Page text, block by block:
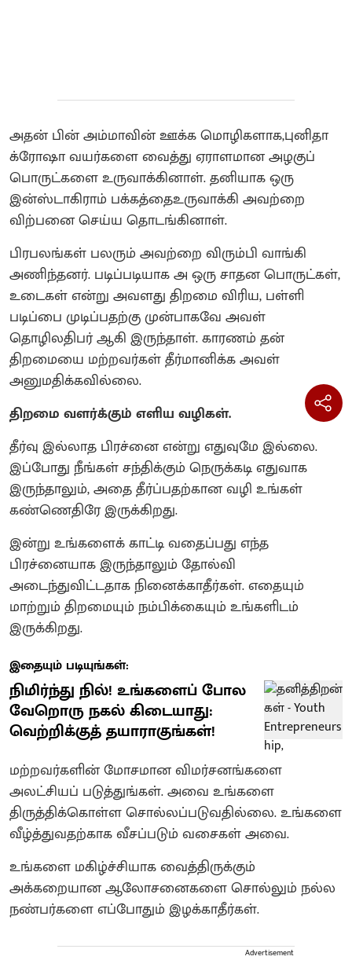
அதன் பின் அம்மாவின் ஊக்க மொழிகளாக,புனிதா
க்ரோஷா வயர்களை வைத்து ஏராளமான அழகுப்
பொருட்களை உருவாக்கினாள். தனியாக ஒரு
இன்ஸ்டாகிராம் பக்கத்தைஉருவாக்கி அவற்றை
விற்பனை செய்ய தொடங்கினாள்.
பிரபலங்கள் பலரும் அவற்றை விரும்பி வாங்கி
அணிந்தனர். படிப்படியாக அ ஒரு சாதன பொருட்கள்,
உடைகள் என்று அவளது திறமை விரிய, பள்ளி
படிப்பை முடிப்பதற்கு முன்பாகவே அவள்
தொழிலதிபர் ஆகி இருந்தாள். காரணம் தன்
திறமையை மற்றவர்கள் தீர்மானிக்க அவள்
அனுமதிக்கவில்லை.
திறமை வளர்க்கும் எளிய வழிகள்.
தீர்வு இல்லாத பிரச்னை என்று எதுவுமே இல்லை.
இப்போது நீங்கள் சந்திக்கும் நெருக்கடி எதுவாக
இருந்தாலும், அதை தீர்ப்பதற்கான வழி உங்கள்
கண்ணெதிரே இருக்கிறது.
இன்று உங்களைக் காட்டி வதைப்பது எந்த
பிரச்னையாக இருந்தாலும் தோல்வி
அடைந்துவிட்டதாக நினைக்காதீர்கள். எதையும்
மாற்றும் திறமையும் நம்பிக்கையும் உங்களிடம்
இருக்கிறது.
இதையும் படியுங்கள்:
நிமிர்ந்து நில்! உங்களைப் போல
வேறொரு நகல் கிடையாது:
வெற்றிக்குத் தயாராகுங்கள்!
மற்றவர்களின் மோசமான விமர்சனங்களை
அலட்சியப் படுத்துங்கள். அவை உங்களை
திருத்திக்கொள்ள சொல்லப்படுவதில்லை. உங்களை
வீழ்த்துவதற்காக வீசப்படும் வசைகள் அவை.
உங்களை மகிழ்ச்சியாக வைத்திருக்கும்
அக்கறையான ஆலோசனைகளை சொல்லும் நல்ல
நண்பர்களை எப்போதும் இழக்காதீர்கள்.
Advertisement